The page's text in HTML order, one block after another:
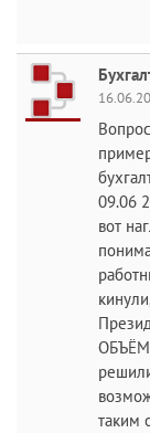
09.06
вот
таким